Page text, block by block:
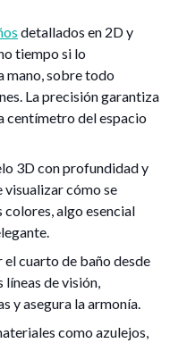
detallados en 2D y
tiempo si lo
mano, sobre todo
La precisión garantiza
centímetro del espacio
3D con profundidad y
visualizar cómo se
colores, algo esencial
cuarto de baño desde
de visión,
y asegura la armonía.
como azulejos,